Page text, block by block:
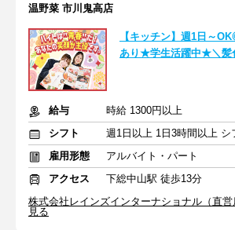
温野菜 市川鬼高店
【キッチン】週1日～
あり★学生活躍中★＼髪
給与
時給 1300円以上
シフト
雇用形態
アルバイト・パート
アクセス
下総中山駅 徒歩13分
株式会社レインズインターナショナル（直
見る